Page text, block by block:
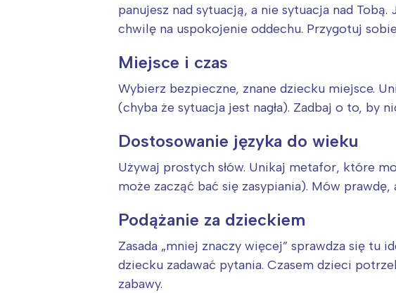
panujesz nad sytuacją, a nie sytuacja nad
chwilę na uspokojenie oddechu. Przygotuj
Miejsce i czas
Wybierz bezpieczne, znane dziecku miejsce.
(chyba że sytuacja jest nagła). Zadbaj o to, by
Dostosowanie języka do wieku
Używaj prostych słów. Unikaj metafor, które
może zacząć bać się zasypiania). Mów
Podążanie za dzieckiem
Zasada „mniej znaczy więcej” sprawdza się tu
dziecku zadawać pytania. Czasem dzieci
zabawy.